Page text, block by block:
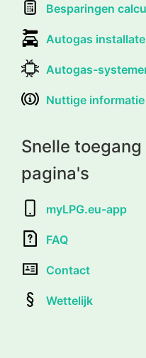
Besparingen
Autogas
Autogas-
Nuttige informatie
Snelle
pagina's
myLPG.eu-app
FAQ
Contact
Wettelijk